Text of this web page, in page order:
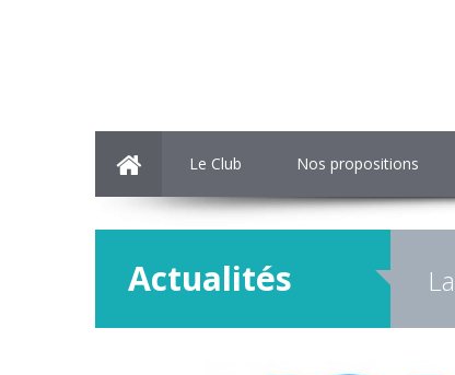
Le Club Nos propositions
Actualités